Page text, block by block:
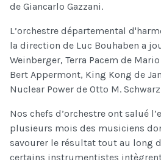
de Giancarlo Gazzani.
L’orchestre départemental
la direction de Luc Bouhaben a
Weinberger, Terra Pacem de
Bert Appermont, King Kong de
Nuclear Power de Otto M.
Nos chefs d’orchestre ont salué
plusieurs mois des musiciens
savourer le résultat tout au long
certains instrumentistes